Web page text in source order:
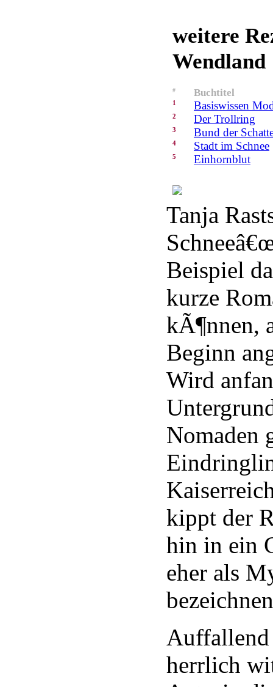
weitere
Wendland
# Buchtitel
1 Basiswissen
2 Der Trollring
3 Bund der
4 Stadt im Schnee
5 Einhornblut
Tanja
Beispiel
kurze
kÃ¶nnen,
Beginn
Wird
Nomaden
kippt der
hin in ein
eher als
herrlich